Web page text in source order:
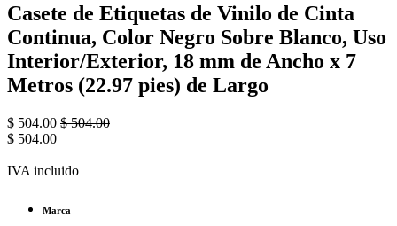
Casete de Etiquetas de Vinilo de Cinta
Continua, Color Negro Sobre Blanco, Uso
Interior/Exterior, 18 mm de Ancho x 7
Metros (22.97 pies) de Largo
$ 504.00 $504.00
$ 504.00
IVA incluido
Marca